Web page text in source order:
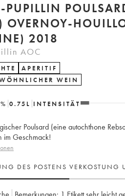
PUPILLIN
OVERNOY-
(DOMAINE) 2018
AOC
APERITIF
WEIN
% 0.75 L INTENSITÄT
Poulsard (eine autochthone
im Geschmack!
DES POSTENS VERKOSTUNG